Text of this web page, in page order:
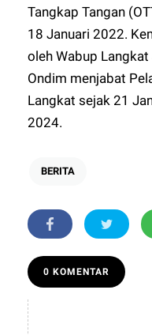
Tangkap Tangan
18 Januari 2022.
oleh Wabup
Ondim menjabat
Langkat sejak 21
2024.
BERITA
0 KOMENTAR